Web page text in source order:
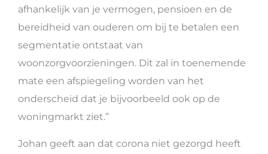
afhankelijk van je vermogen, pensioen en de
bereidheid van ouderen om bij te betalen een
segmentatie ontstaat van
woonzorgvoorzieningen. Dit zal in toenemende
mate een afspiegeling worden van het
onderscheid dat je bijvoorbeeld ook op de
woningmarkt ziet.”
Johan geeft aan dat corona niet gezorgd heeft